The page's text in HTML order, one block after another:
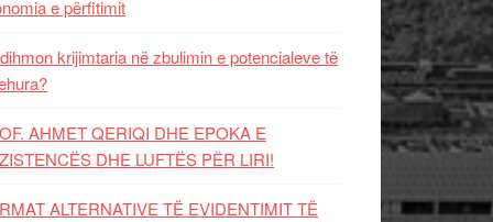
e përfitimit
krijimtaria në zbulimin e potencialeve të
AHMET QERIQI DHE EPOKA E
DHE LUFTЁS PЁR LIRI!
ALTERNATIVE TË EVIDENTIMIT TË